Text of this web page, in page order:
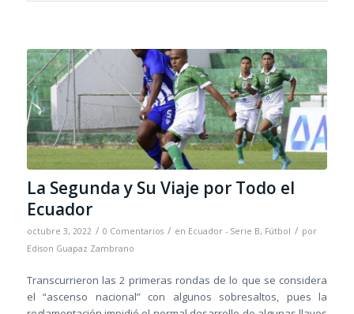
La Segunda y Su Viaje por Todo el
Ecuador
octubre 3, 2022 / 0 Comentarios / en Ecuador - Serie B, Fútbol / por
Edison Guapaz Zambrano
Transcurrieron las 2 primeras rondas de lo que se considera
el “ascenso nacional” con algunos sobresaltos, pues la